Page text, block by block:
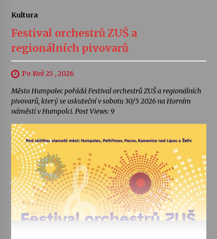
Kultura
Festival orchestrů ZUŠ a
regionálních pivovarů
Po Kvě 25 , 2026
Město Humpolec pořádá Festival orchestrů ZUŠ a regionálních
pivovarů, který se uskuteční v sobotu 30/5 2026 na Horním
náměstí v Humpolci. Post Views: 9